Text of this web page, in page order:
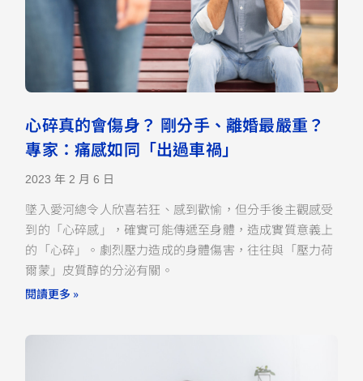
心碎真的會傷身？ 剛分手、離婚最嚴重？
專家：痛感如同「出過車禍」
2023 年 2 月 6 日
墜入愛河總令人欣喜若狂、感到歡愉，但分手後主觀感受
到的「心碎感」，確實可能傳遞至身體，造成實質意義上
的「心碎」。劇烈壓力造成的身體傷害，往往與「壓力荷
爾蒙」皮質醇的分泌有關。
閱讀更多 »